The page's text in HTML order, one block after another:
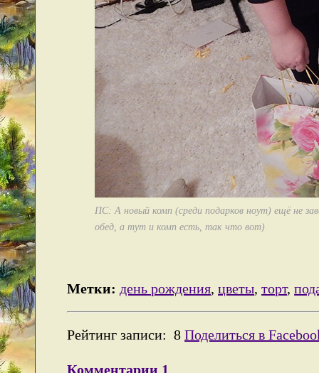
ПС: А новый комп (среди подарков ноут) ещё не
обед, а тут и комп есть, так что вот)
Метки: день рождения,цветы,торт,
Рейтинг записи: 8 Поделиться в
Комментарии 1